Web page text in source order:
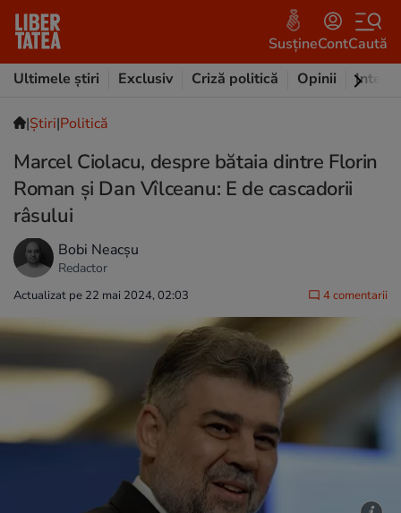
SusțineContCaută
Ultimele știri
Exclusiv Criză politică Opinii
|Ştiri|Politică
Marcel Ciolacu, despre bătaia dintre Florin
Roman şi Dan Vîlceanu: E de cascadorii
râsului
Bobi Neacșu
Redactor
Actualizat pe 22 mai 2024, 02:03 4 comentarii